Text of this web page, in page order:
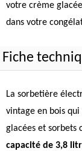
votre crème
dans votre
Fiche
La sorbetière
vintage en bois
glacées et sorbets
capacité de 3,8